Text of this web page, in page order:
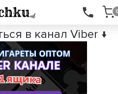
в канал Viber ↓